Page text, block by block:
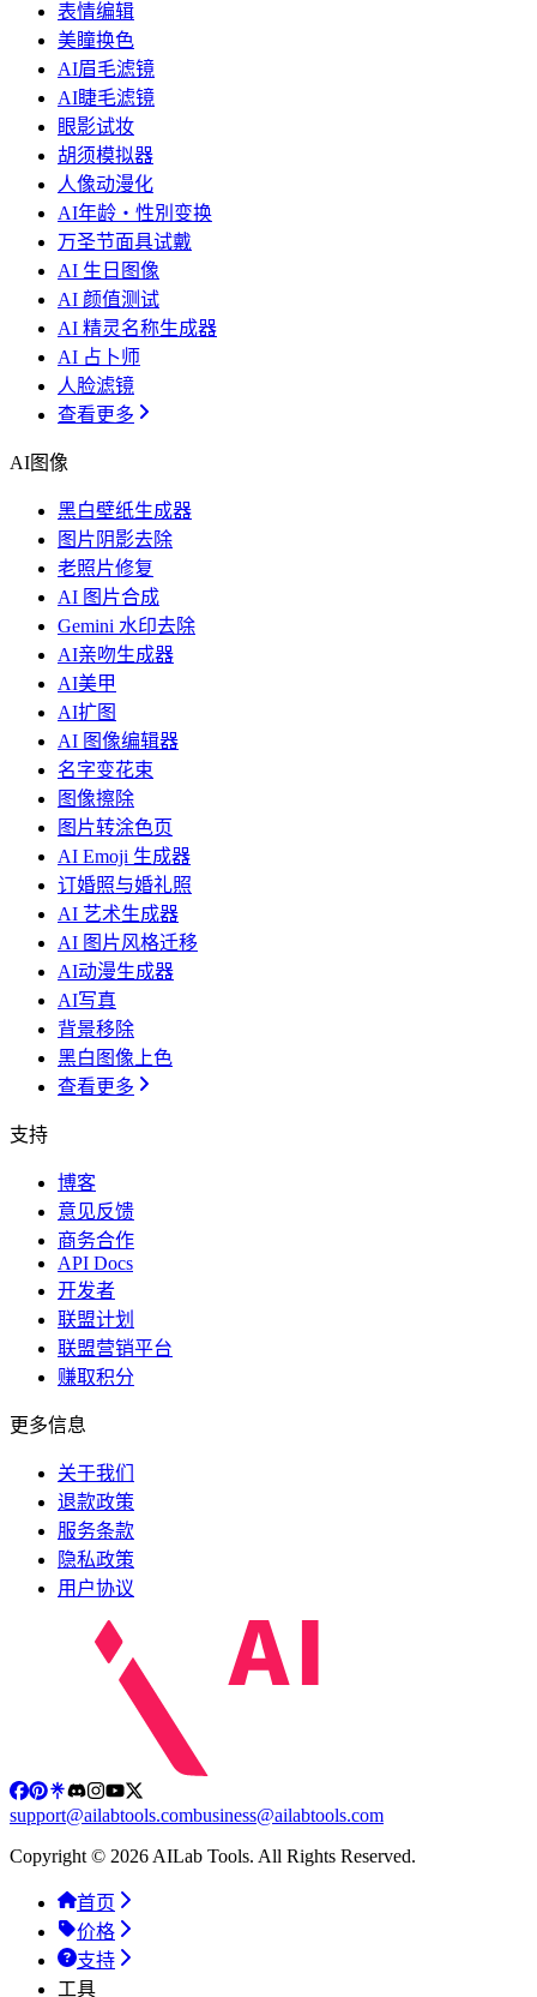
表情编辑
美瞳换色
AI眉毛滤镜
AI睫毛滤镜
眼影试妆
胡须模拟器
人像动漫化
AI年龄・性別变换
万圣节面具试戴
AI 生日图像
AI 颜值测试
AI 精灵名称生成器
AI 占卜师
人脸滤镜
查看更多
AI图像
黑白壁纸生成器
图片阴影去除
老照片修复
AI 图片合成
Gemini 水印去除
AI亲吻生成器
AI美甲
AI扩图
AI 图像编辑器
名字变花束
图像擦除
图片转涂色页
AI Emoji 生成器
订婚照与婚礼照
AI 艺术生成器
AI 图片风格迁移
AI动漫生成器
AI写真
背景移除
黑白图像上色
查看更多
支持
博客
意见反馈
商务合作
API Docs
开发者
联盟计划
联盟营销平台
赚取积分
更多信息
关于我们
退款政策
服务条款
隐私政策
用户协议
support@ailabtools.combusiness@ailabtools.com
Copyright © 2026 AILab Tools. All Rights Reserved.
首页
价格
支持
工具